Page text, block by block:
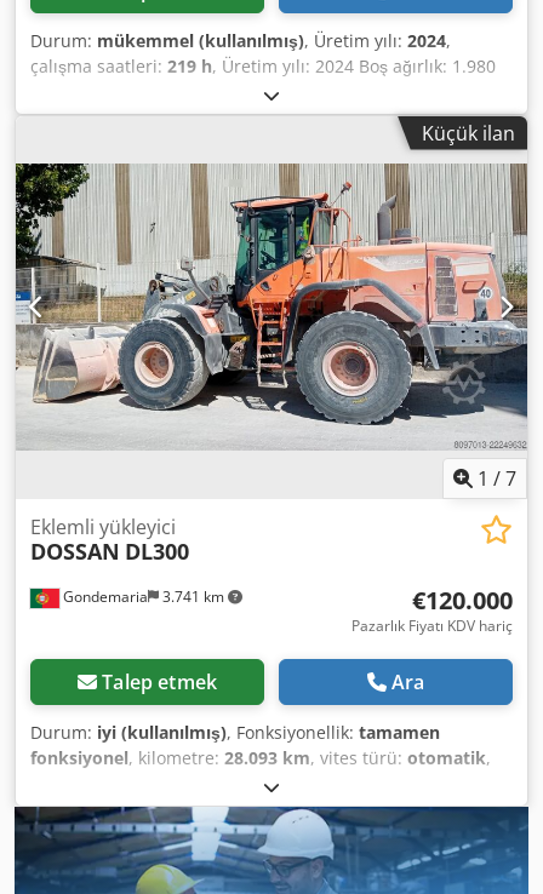
Durum: mükemmel (kullanılmış), Üretim yılı: 2024,
çalışma saatleri: 219 h, Üretim yılı: 2024 Boş ağırlık: 1.980
kg CE işareti: evet Teknik durumu: çok iyi Görsel durumu:
çok iyi Chodpfxjzhaftj Aqloa
Küçük ilan
1 /7
Gondemaria 3.741 km
Eklemli yükleyici
DOSSAN DL300
€120.000
Pazarlık Fiyatı KDV hariç
Talep etmek Ara
Durum: iyi (kullanılmış), Fonksiyonellik: tamamen
fonksiyonel, kilometre: 28.093 km, vites türü: otomatik,
, saatlik yakıt tüketimi:
kapasitesi:330 l, renk:turuncu, toplam ağırlık:18.865 kg,
boş ağırlık:18.865 kg , işletme ağırlığı:18.865 kg
, azami yük
ağırlığı:6.000 kg, kaldırma gücü:10 kg/m
, kaldırma
yüksekliği: 4.000 mm, lastik boyutu:23.5R25 , lastik